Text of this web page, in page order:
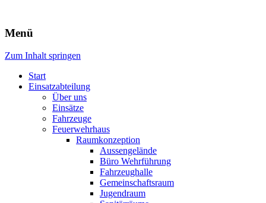
Freiwillige Feuerwehr Rodheim
v.d.H.
Menü
Zum Inhalt springen
Start
Einsatzabteilung
Über uns
Einsätze
Fahrzeuge
Feuerwehrhaus
Raumkonzeption
Aussengelände
Büro Wehrführung
Fahrzeughalle
Gemeinschaftsraum
Jugendraum